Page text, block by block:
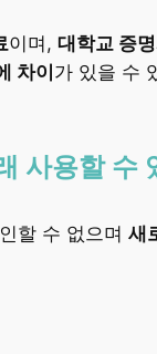
이며, 대학교 증
차이가 있을 수
사용할 수
할 수 없으며 새